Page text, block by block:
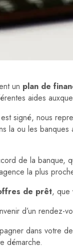
un plan de
aides
signé, nous
la ou les
de la banque,
la plus
de prêt, que
d’un rendez-
dans votre
démarche.